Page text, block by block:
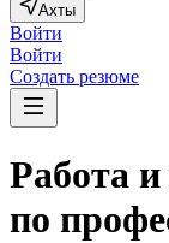
Ахты
Войти
Войти
Создать резюме
Работа
по